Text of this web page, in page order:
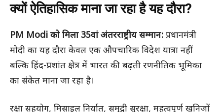
क्यों ऐतिहासिक माना जा रहा है यह दौरा?
PM Modi को मिला 35वां अंतरराष्ट्रीय सम्मान: प्रधानमंत्री
मोदी का यह दौरा केवल एक औपचारिक विदेश यात्रा नहीं
बल्कि हिंद-प्रशांत क्षेत्र में भारत की बढ़ती रणनीतिक भूमिका
का संकेत माना जा रहा है।
रक्षा सहयोग, मिसाइल निर्यात, समुद्री सुरक्षा, महत्वपूर्ण खनिजों